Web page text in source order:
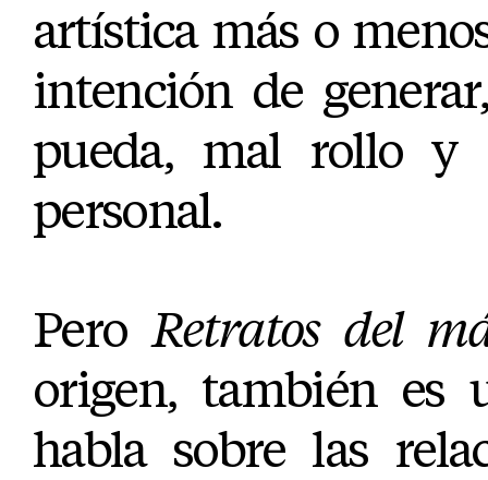
artística más o
intención de
pueda, mal rollo y
personal.
PeroRetratos del
origen, también es
habla sobre las